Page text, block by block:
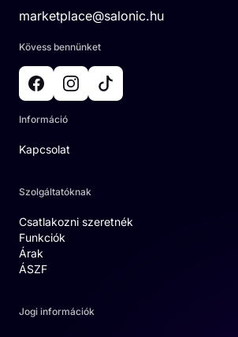
marketplace@salonic.hu
Kövess bennünket
Információ
Kapcsolat
Szolgáltatóknak
Csatlakozni szeretnék
Funkciók
Árak
ÁSZF
Jogi információk